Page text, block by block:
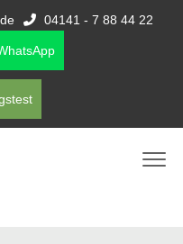
04141 - 7 88 44 22